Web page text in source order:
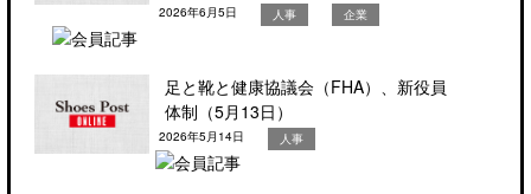
2026年6月5日 人事 企業
足と靴と健康協議会（FHA）、新役員
体制（5月13日）
2026年5月14日 人事